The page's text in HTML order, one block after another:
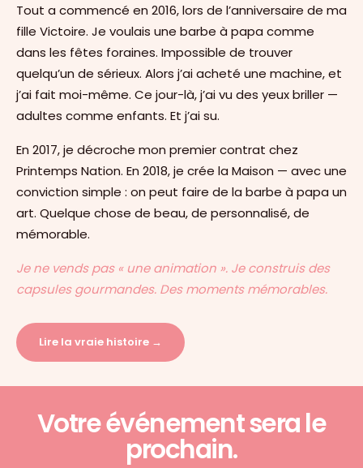
Tout a commencé en 2016, lors de l’anniversaire de ma
fille Victoire. Je voulais une barbe à papa comme
dans les fêtes foraines. Impossible de trouver
quelqu’un de sérieux. Alors j’ai acheté une machine, et
j’ai fait moi-même. Ce jour-là, j’ai vu des yeux briller —
adultes comme enfants. Et j’ai su.
En 2017, je décroche mon premier contrat chez
Printemps Nation. En 2018, je crée la Maison — avec une
conviction simple : on peut faire de la barbe à papa un
art. Quelque chose de beau, de personnalisé, de
mémorable.
Je ne vends pas « une animation ». Je construis des
capsules gourmandes. Des moments mémorables.
Lire la vraie histoire →
Votre événement sera le
prochain.